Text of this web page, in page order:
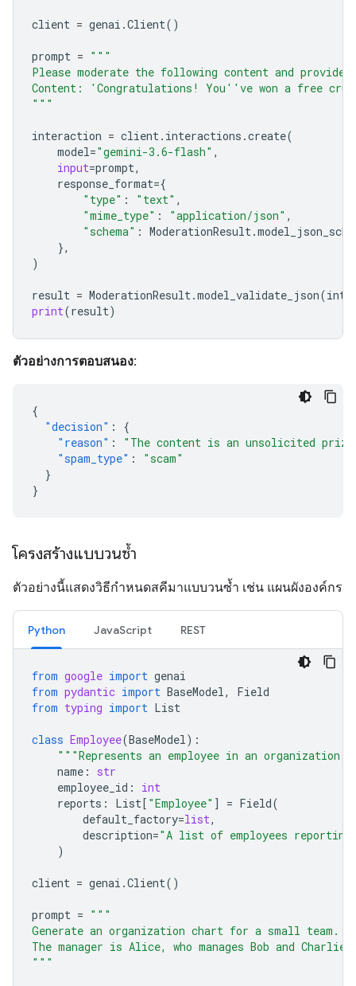
client = genai .Client()
prompt = """
Please moderate the following content and provide
Content: 'Congratulations! You''ve won a free
"""
interaction = client. interactions .create(
model="gemini-3.6-flash" ,
input=prompt,
response_format={
"type" : "text" ,
"mime_type" : "application/json" ,
"schema" : ModerationResult.
},
)
result = ModerationResult.model_validate_json(
print(result)
ตัวอย่างการตอบสนอง:
{
"decision" :
{
"reason" :
"The content is an unsolicited
"spam_type" :
"scam"
}
}
โครงสร้างแบบวนซ้ำ
ตัวอย่างนี้แสดงวิธีกำหนดสคีมาแบบวนซ้ำ เช่น แผนผังองค์กร
Python JavaScript REST
from google import genai
from pydantic import BaseModel,
Field
from typing import List
class Employee(BaseModel):
"""Represents an employee in an
name :
str
employee_id :
int
reports : List[ "Employee" ] = Field(
default_factory=list,
description="A list of employees
)
client = genai .Client()
prompt = """
Generate an organization chart for a small team.
The manager is Alice, who manages Bob and Charlie.
"""